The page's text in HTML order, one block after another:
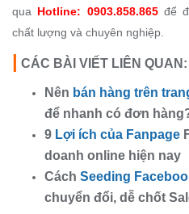
qua Hotline: 0903.858.865để
chất lượng và chuyên nghiệp.
| CÁC BÀI VIẾT LIÊN QUAN:
Nên bán hàng trên
để nhanh có đơn
9 Lợi ích của Fanpage
doanh online hiện nay
Cách Seeding
chuyển đổi, dễ chốt